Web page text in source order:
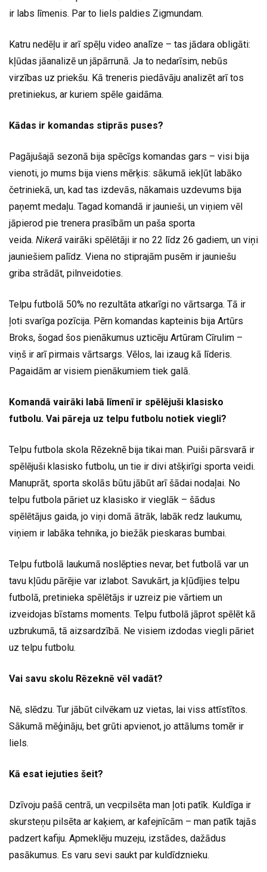
ir labs līmenis. Par to liels paldies Zigmundam.
Katru nedēļu ir arī spēļu video analīze – tas jādara obligāti:
kļūdas jāanalizē un jāpārrunā. Ja to nedarīsim, nebūs
virzības uz priekšu. Kā treneris piedāvāju analizēt arī tos
pretiniekus, ar kuriem spēle gaidāma.
Kādas ir komandas stiprās puses?
Pagājušajā sezonā bija spēcīgs komandas gars – visi bija
vienoti, jo mums bija viens mērķis: sākumā iekļūt labāko
četriniekā, un, kad tas izdevās, nākamais uzdevums bija
paņemt medaļu. Tagad komandā ir jaunieši, un viņiem vēl
jāpierod pie trenera prasībām un paša sporta
veida. Nikerā vairāki spēlētāji ir no 22 līdz 26 gadiem, un viņi
jauniešiem palīdz. Viena no stiprajām pusēm ir jauniešu
griba strādāt, pilnveidoties.
Telpu futbolā 50% no rezultāta atkarīgi no vārtsarga. Tā ir
ļoti svarīga pozīcija. Pērn komandas kapteinis bija Artūrs
Broks, šogad šos pienākumus uzticēju Artūram Cīrulim –
viņš ir arī pirmais vārtsargs. Vēlos, lai izaug kā līderis.
Pagaidām ar visiem pienākumiem tiek galā.
Komandā vairāki labā līmenī ir spēlējuši klasisko
futbolu. Vai pāreja uz telpu futbolu notiek viegli?
Telpu futbola skola Rēzeknē bija tikai man. Puiši pārsvarā ir
spēlējuši klasisko futbolu, un tie ir divi atšķirīgi sporta veidi.
Manuprāt, sporta skolās būtu jābūt arī šādai nodaļai. No
telpu futbola pāriet uz klasisko ir vieglāk – šādus
spēlētājus gaida, jo viņi domā ātrāk, labāk redz laukumu,
viņiem ir labāka tehnika, jo biežāk pieskaras bumbai.
Telpu futbolā laukumā noslēpties nevar, bet futbolā var un
tavu kļūdu pārējie var izlabot. Savukārt, ja kļūdījies telpu
futbolā, pretinieka spēlētājs ir uzreiz pie vārtiem un
izveidojas bīstams moments. Telpu futbolā jāprot spēlēt kā
uzbrukumā, tā aizsardzībā. Ne visiem izdodas viegli pāriet
uz telpu futbolu.
Vai savu skolu Rēzeknē vēl vadāt?
Nē, slēdzu. Tur jābūt cilvēkam uz vietas, lai viss attīstītos.
Sākumā mēģināju, bet grūti apvienot, jo attālums tomēr ir
liels.
Kā esat iejuties šeit?
Dzīvoju pašā centrā, un vecpilsēta man ļoti patīk. Kuldīga ir
skursteņu pilsēta ar kaķiem, ar kafejnīcām – man patīk tajās
padzert kafiju. Apmeklēju muzeju, izstādes, dažādus
pasākumus. Es varu sevi saukt par kuldīdznieku.